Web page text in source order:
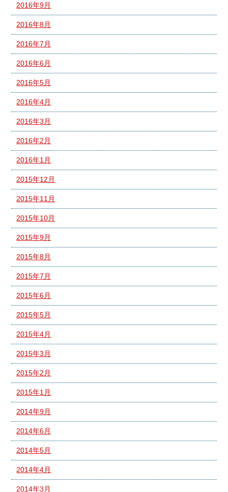
2016年9月
2016年8月
2016年7月
2016年6月
2016年5月
2016年4月
2016年3月
2016年2月
2016年1月
2015年12月
2015年11月
2015年10月
2015年9月
2015年8月
2015年7月
2015年6月
2015年5月
2015年4月
2015年3月
2015年2月
2015年1月
2014年9月
2014年6月
2014年5月
2014年4月
2014年3月